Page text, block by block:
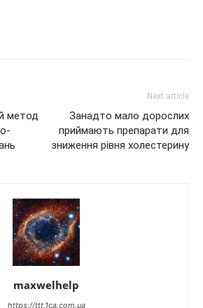
метод
Next article
Занадто мало дорослих
приймають препарати для
зниження рівня холестерину
maxwelhelp
https://ttt.1ca.com.ua